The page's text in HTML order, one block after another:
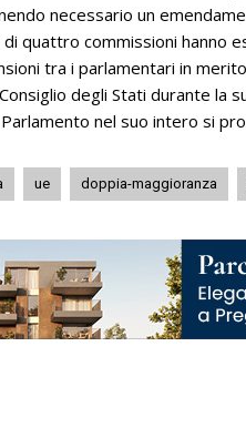
necessario un
di quattro commissioni hanno
tra i parlamentari in
degli Stati durante la
nel suo intero si
ue doppia-maggioranza